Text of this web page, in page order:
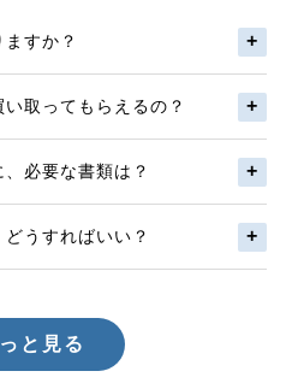
すか？
取ってもらえるの？
必要な書類は？
うすればいい？
と見る